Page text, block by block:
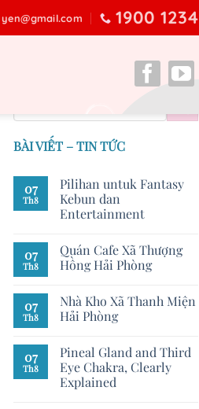
1900 1234
BÀI VIẾT – TIN TỨC
07
Th8
Pilihan untuk Fantasy
Kebun dan
Entertainment
07
Th8
Quán Cafe Xã Thượng
Hồng Hải Phòng
07
Th8
Nhà Kho Xã Thanh Miện
Hải Phòng
07
Th8
Pineal Gland and Third
Eye Chakra, Clearly
Explained